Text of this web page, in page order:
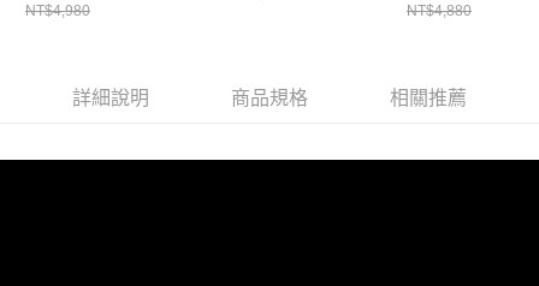
NT$4,980 NT$4,880
詳細說明 商品規格 相關推薦